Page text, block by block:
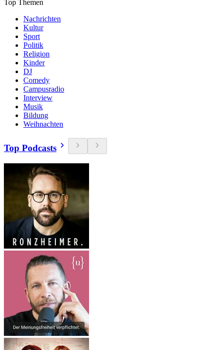
Top Themen
Nachrichten
Kultur
Sport
Politik
Religion
Kinder
DJ
Comedy
Campusradio
Interview
Musik
Bildung
Weihnachten
Top Podcasts